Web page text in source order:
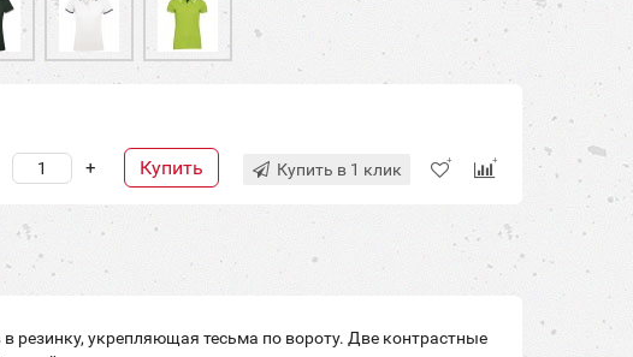
+ Купить Купить в 1 клик
резинку, укрепляющая тесьма по вороту. Две контрастные